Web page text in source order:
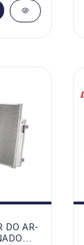
DO AR-